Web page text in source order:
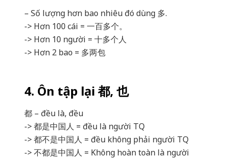
– Số lượng hơn bao nhiêu đó dùng 多.
-> Hơn 100 cái = 一百多个。
-> Hơn 10 người = 十多个人
-> Hơn 2 bao = 多两包
4. Ôn tập lại 都, 也
都 – đều là, đều
-> 都是中国人 = đều là người TQ
-> 都不是中国人 = đều không phải người TQ
-> 不都是中国人 = Không hoàn toàn là người